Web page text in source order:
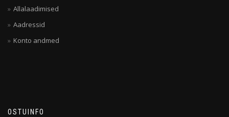
Allalaadimised
Aadressid
Konto andmed
OSTUINFO